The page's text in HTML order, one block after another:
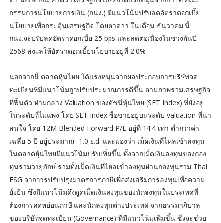
กรรมการนโยบายการเงิน (กนง.) มีแนวโน้มปรับลดอัตราดอกเบี้ย
นโยบายเพื่อกระตุ้นเศรษฐกิจ โดยคาดว่า ในเดือน ธันวาคม นี้
กนง.จะปรับลดอัตราดอกเบี้ย 25 bps และลดต่อเนื่องในช่วงต้นปี
2568 ส่งผลให้อัตราดอกเบี้ยนโยบายอยู่ที่ 2.0%
นอกจากนี้ ตลาดหุ้นไทย ได้แรงหนุนจากผลประกอบการบริษัทจด
ทะเบียนที่มีแนวโน้มถูกปรับประมาณการดีขึ้น ตามภาพรวมเศรษฐกิจ
ที่ฟื้นตัว ท่ามกลาง Valuation ของดัชนีหุ้นไทย (SET Index) ที่ยังอยู่
ในระดับที่ไม่แพง โดย SET Index ซื้อขายอยู่บนระดับ valuation ที่น่า
สนใจ โดย 12M Blended Forward P/E อยู่ที่ 14.4 เท่า ต่ำกว่าค่า
เฉลี่ย 5 ปี อยู่ประมาณ -1.0 s.d. และมองว่า เม็ดเงินที่ไหลเข้าลงทุน
ในตลาดหุ้นไทยมีแนวโน้มปรับเพิ่มขึ้น ทั้งจากเม็ดเงินลงทุนของกอง
ทุนรวมวายุภักษ์ รวมทั้งเม็ดเงินที่ไหลเข้าลงทุนผ่านกองทุนรวม Thai
ESG จากการปรับปรุงมาตรการภาษีเพื่อส่งเสริมการลงทุนเพื่อความ
ยั่งยืน ซึ่งมีแนวโน้มดึงดูดเม็ดเงินลงทุนของนักลงทุนในประเทศที่
ต้องการลดหย่อนภาษี และนักลงทุนต่างประเทศ จากธรรมาภิบาล
ของบริษัทจดทะเบียน (Governance) ที่มีแนวโน้มเพิ่มขึ้น ซึ่งจะช่วย